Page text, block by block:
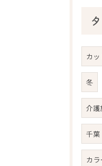
カッ
冬
介護
千葉
カラ